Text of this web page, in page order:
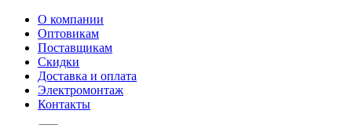
О компании
Оптовикам
Поставщикам
Скидки
Доставка и оплата
Электромонтаж
Контакты